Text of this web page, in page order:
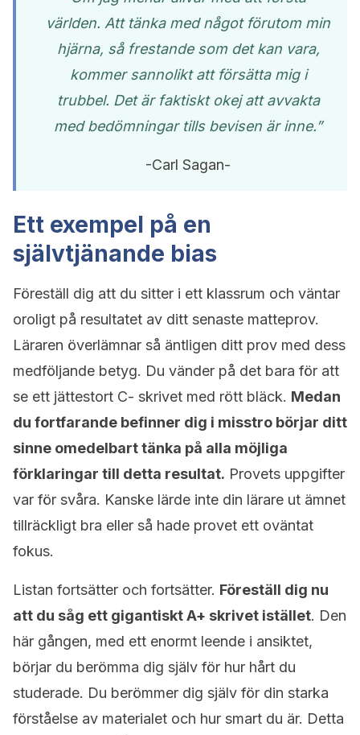
världen. Att tänka med något förutom min
hjärna, så frestande som det kan vara,
kommer sannolikt att försätta mig i
trubbel. Det är faktiskt okej att avvakta
med bedömningar tills bevisen är inne.”
-Carl Sagan-
Ett exempel på en
självtjänande bias
Föreställ dig att du sitter i ett klassrum och väntar
oroligt på resultatet av ditt senaste matteprov.
Läraren överlämnar så äntligen ditt prov med dess
medföljande betyg. Du vänder på det bara för att
se ett jättestort C- skrivet med rött bläck. Medan
du fortfarande befinner dig i misstro börjar ditt
sinne omedelbart tänka på alla möjliga
förklaringar till detta resultat. Provets uppgifter
var för svåra. Kanske lärde inte din lärare ut ämnet
tillräckligt bra eller så hade provet ett oväntat
fokus.
Listan fortsätter och fortsätter. Föreställ dig nu
att du såg ett gigantiskt A+ skrivet istället. Den
här gången, med ett enormt leende i ansiktet,
börjar du berömma dig själv för hur hårt du
studerade. Du berömmer dig själv för din starka
förståelse av materialet och hur smart du är. Detta